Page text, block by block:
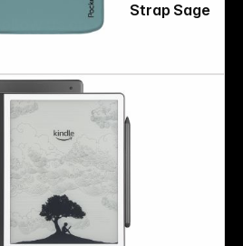
PocketBook Shell Cover Transparent Strap Sage
Follow us on